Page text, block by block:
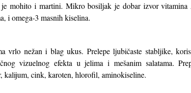
mohito i martini. Mikro bosiljak je dobar izvor
i omega-3 masnih kiselina.
vrlo nežan i blag ukus. Prelepe ljubičaste stabljike,
vizuelnog efekta u jelima i mešanim salatama.
kalijum, cink, karoten, hlorofil, aminokiseline.